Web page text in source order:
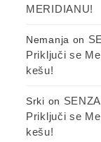
MERIDIANU!
Nemanja on
Priključi se
kešu!
Srki on
Priključi se
kešu!